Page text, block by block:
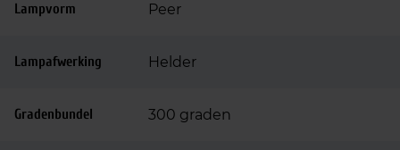
Lampvorm Peer
Lampafwerking Helder
Gradenbundel 300 graden